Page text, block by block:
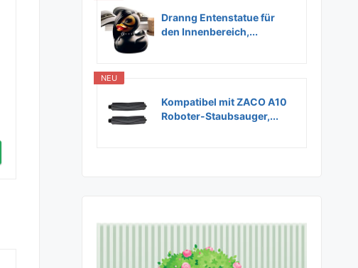
Dranng Entenstatue für
den Innenbereich,...
NEU
Kompatibel mit ZACO A10
Roboter-Staubsauger,...